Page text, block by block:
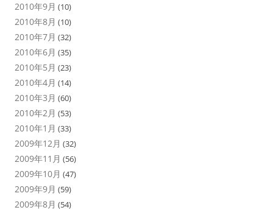
2010年9月 (10)
2010年8月 (10)
2010年7月 (32)
2010年6月 (35)
2010年5月 (23)
2010年4月 (14)
2010年3月 (60)
2010年2月 (53)
2010年1月 (33)
2009年12月 (32)
2009年11月 (56)
2009年10月 (47)
2009年9月 (59)
2009年8月 (54)